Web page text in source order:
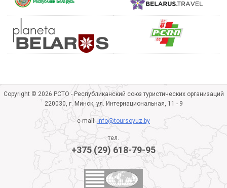
Copyright © 2026 РСТО - Республиканский союз туристических организаций
220030, г. Минск, ул. Интернациональная, 11 - 9
e-mail:info@toursoyuz.by
тел.
+375 (29) 618-79-95